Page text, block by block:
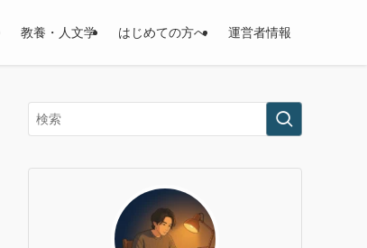
教養・人文学 はじめての方へ 運営者情報